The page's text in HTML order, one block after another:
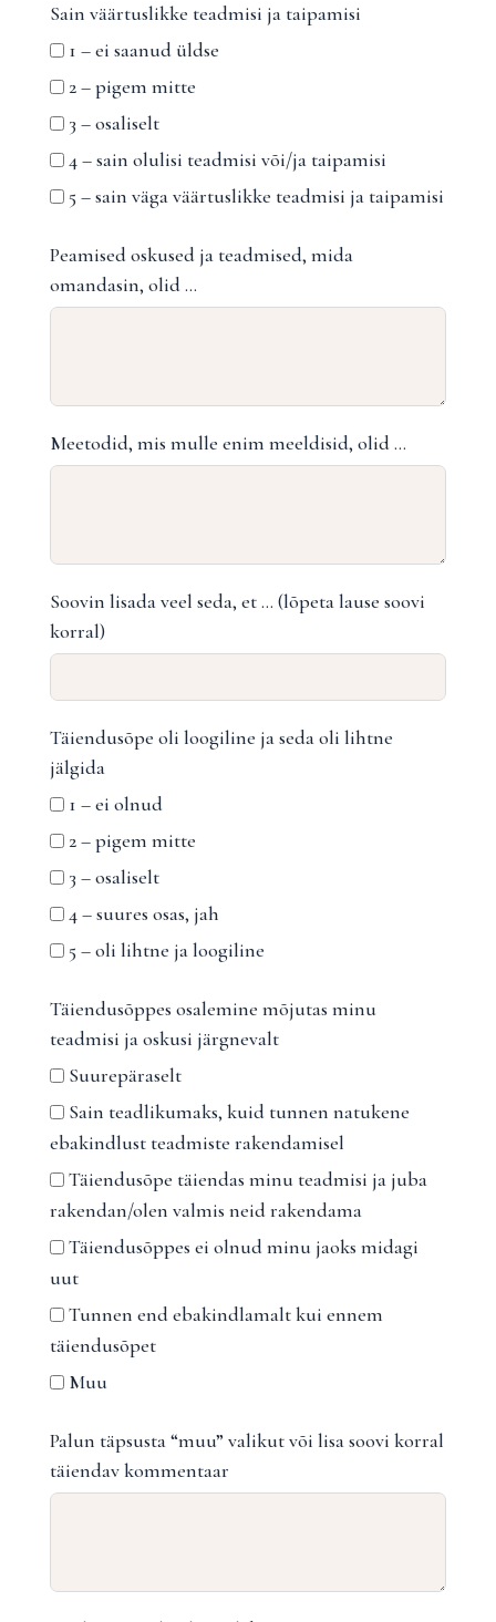
Sain väärtuslikke teadmisi ja taipamisi
1 – ei saanud üldse
2 – pigem mitte
3 – osaliselt
4 – sain olulisi teadmisi või/ja taipamisi
5 – sain väga väärtuslikke teadmisi ja taipamisi
Peamised oskused ja teadmised, mida
omandasin, olid …
Meetodid, mis mulle enim meeldisid, olid …
Soovin lisada veel seda, et … (lõpeta lause soovi
korral)
Täiendusõpe oli loogiline ja seda oli lihtne
jälgida
1 – ei olnud
2 – pigem mitte
3 – osaliselt
4 – suures osas, jah
5 – oli lihtne ja loogiline
Täiendusõppes osalemine mõjutas minu
teadmisi ja oskusi järgnevalt
Suurepäraselt
Sain teadlikumaks, kuid tunnen natukene
ebakindlust teadmiste rakendamisel
Täiendusõpe täiendas minu teadmisi ja juba
rakendan/olen valmis neid rakendama
Täiendusõppes ei olnud minu jaoks midagi
uut
Tunnen end ebakindlamalt kui ennem
täiendusõpet
Muu
Palun täpsusta “muu” valikut või lisa soovi korral
täiendav kommentaar